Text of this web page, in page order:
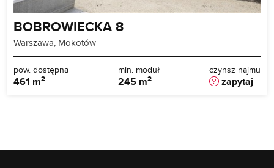
BOBROWIECKA 8
Warszawa, Mokotów
pow. dostępna
461 m2
min. moduł
245 m2
czynsz najmu
zapytaj